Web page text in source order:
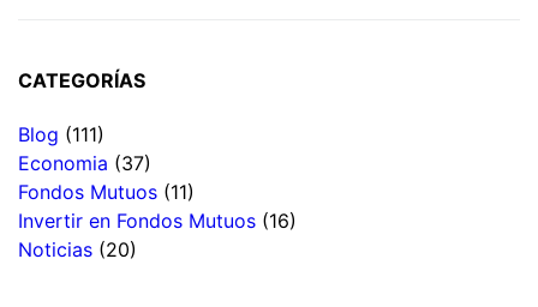
CATEGORÍAS
Blog (111)
Economia (37)
Fondos Mutuos (11)
Invertir en Fondos Mutuos (16)
Noticias (20)